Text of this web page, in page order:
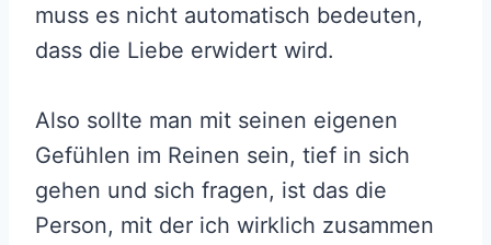
muss es nicht automatisch bedeuten,
dass die Liebe erwidert wird.
Also sollte man mit seinen eigenen
Gefühlen im Reinen sein, tief in sich
gehen und sich fragen, ist das die
Person, mit der ich wirklich zusammen